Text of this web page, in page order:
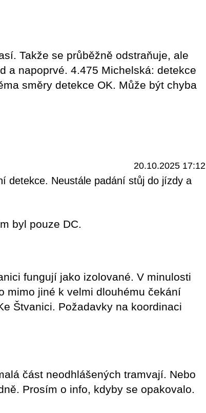
Takže se průběžně odstraňuje, ale
a napoprvé. 4.475 Michelská: detekce
směry detekce OK. Může být chyba
20.10.2025 17:12
detekce. Neustále padání stůj do jízdy a
byl pouze DC.
fungují jako izolované. V minulosti
mimo jiné k velmi dlouhému čekání
Štvanici. Požadavky na koordinaci
část neodhlášených tramvají. Nebo
Prosím o info, kdyby se opakovalo.